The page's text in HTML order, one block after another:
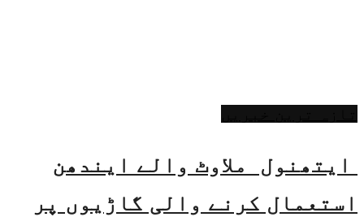
ایتھنول ملاوٹ والے ایندھن
استعمال کرنے والی گاڑیوں پر